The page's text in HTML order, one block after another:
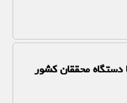
دستگاه محققان کشور